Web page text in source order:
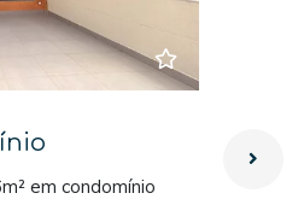
em condomínio